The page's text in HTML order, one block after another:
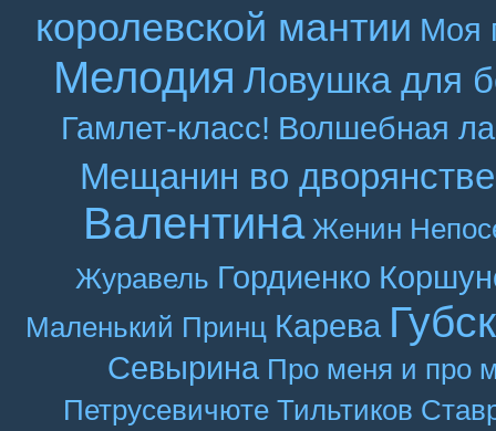
королевской мантии Моя
Мелодия Ловушка для
Гамлет-класс! Волшебная
Мещанин во дворянстве
Валентина Женин
Журавель Гордиенко
Маленький Принц Карева
Севырина Про меня и про
Петрусевичюте Тильтиков